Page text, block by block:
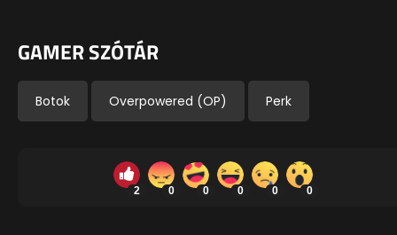
GAMER SZÓTÁR
Botok Overpowered (OP) Perk
2 0 0 0 0 0